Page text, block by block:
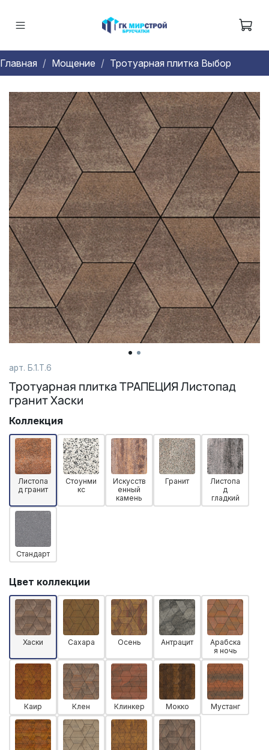
Главная Мощение Тротуарная плитка Выбор
арт. Б.1.Т.6
Тротуарная плитка ТРАПЕЦИЯ Листопад
гранит Хаски
Коллекция
Листопа
д гранит
Стоунми
кс
Искусств
енный
камень
Гранит
Листопа
д
гладкий
Стандарт
Цвет коллекции
Хаски Сахара Осень Антрацит
Арабска
я ночь
Каир Клен Клинкер Мокко Мустанг